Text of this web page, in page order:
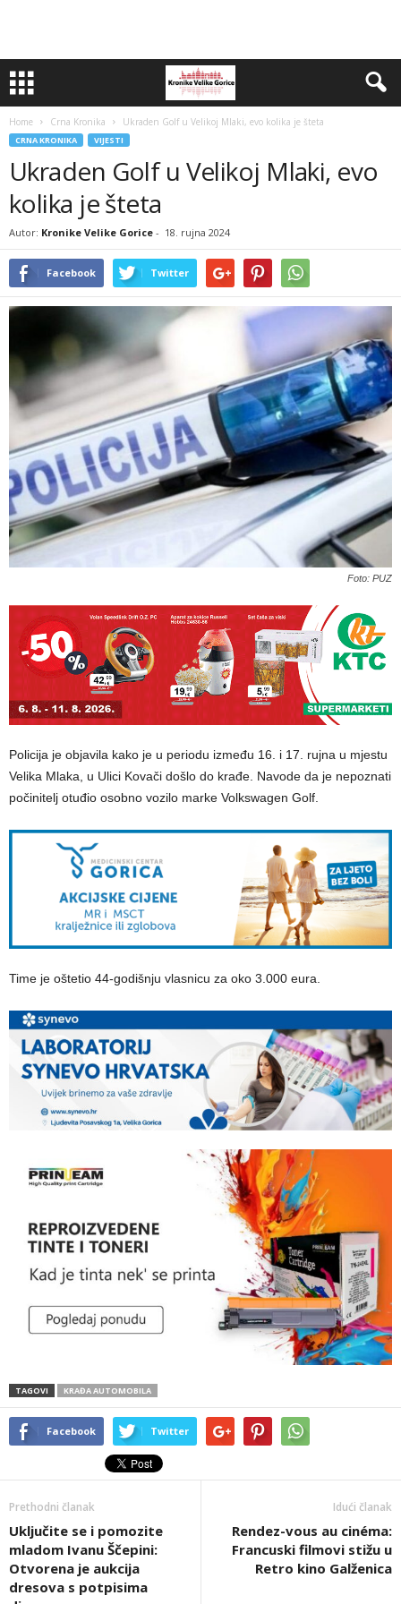
Home Crna Kronika Ukraden Golf u Velikoj Mlaki, evo kolika je šteta
CRNA KRONIKA VIJESTI
Ukraden Golf u Velikoj Mlaki, evo
kolika je šteta
Autor: Kronike Velike Gorice - 18. rujna 2024
Facebook Twitter
Foto: PUZ
Policija je objavila kako je u periodu između 16. i 17. rujna u mjestu
Velika Mlaka, u Ulici Kovači došlo do krađe. Navode da je nepoznati
počinitelj otuđio osobno vozilo marke Volkswagen Golf.
Time je oštetio 44-godišnju vlasnicu za oko 3.000 eura.
TAGOVI KRAĐA AUTOMOBILA
Facebook Twitter
Prethodni članak
Uključite se i pomozite
mladom Ivanu Ščepini:
Otvorena je aukcija
dresova s potpisima
Idući članak
Rendez-vous au cinéma:
Francuski filmovi stižu u
Retro kino Galženica